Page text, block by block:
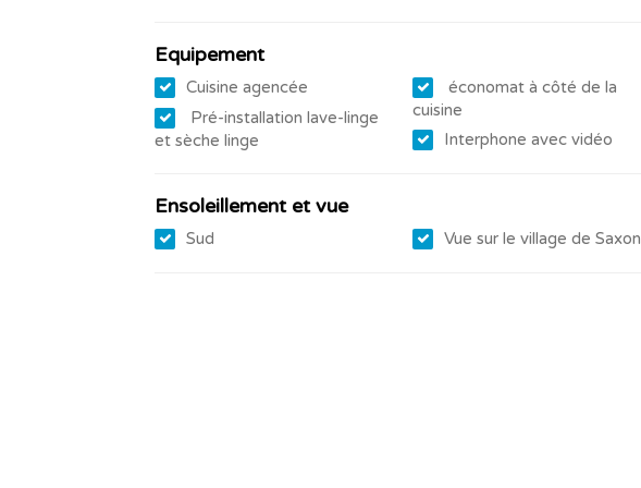
Equipement
Cuisine agencée
Pré-installation lave-linge
et sèche linge
économat à côté de la
cuisine
Interphone avec vidéo
Ensoleillement et vue
Sud Vue sur le village de Saxon